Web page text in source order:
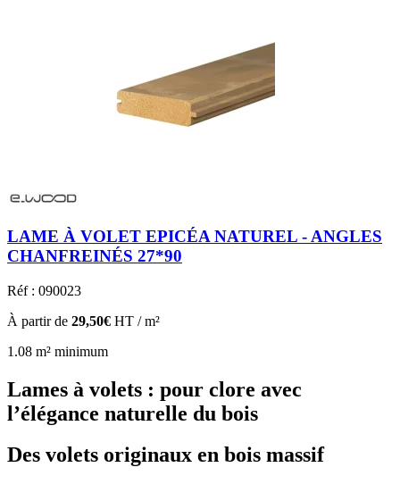
LAME À VOLET EPICÉA NATUREL - ANGLES
CHANFREINÉS 27*90
Réf : 090023
À partir de 29,50€ HT / m²
1.08 m² minimum
Lames à volets : pour clore avec
l’élégance naturelle du bois
Des volets originaux en bois massif